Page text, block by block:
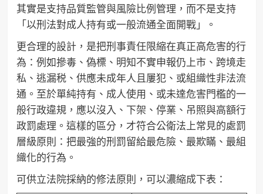
其實是支持品質監管與風險比例管理，而不是支持
「以刑法對成人持有或一般流通全面開戰」。
更合理的設計，是把刑事責任限縮在真正高危害的行
為：例如摻毒、偽標、明知不實申報仍上市、跨境走
私、逃漏税、供應未成年人且屢犯、或組織性非法流
通。至於單純持有、成人使用、或未達危害門檻的一
般行政違規，應以沒入、下架、停業、吊照與高額行
政罰處理。這樣的區分，才符合公衛法上常見的處罰
層級原則：把最強的刑罰留給最危險、最欺瞞、最組
織化的行為。
可供立法院採納的修法原則，可以濃縮成下表：